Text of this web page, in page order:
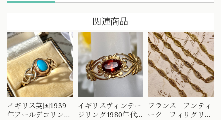
関連商品
イギリス英国1939
年アールデコリン
イギリスヴィンテー
ジリング1980年代
フランス アンティ
ーク フィリグリ